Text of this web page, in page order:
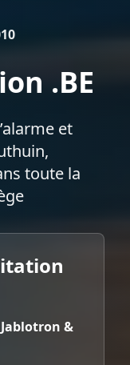
.BE
et
toute la
Jablotron &